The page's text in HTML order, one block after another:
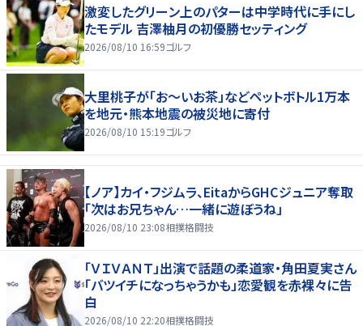
激変したグリーン上のパターは中学時代に手にし
たモデル 吉澤柚月の初優勝セッティング
2026/08/10 16:59ゴルフ
大里桃子が「お～いお茶」などペットボトル1万本
を地元・熊本地震の被災地に寄付
2026/08/10 15:19ゴルフ
【ノア】カイ・フジムラ、EitaからGHCジュニア奪取
「次はお兄ちゃん…一緒に遊ぼうね」
2026/08/10 23:08相撲格闘技
「ＶＩＶＡＮＴ」出演で話題の柔道家・角田夏実さん
「バツイチになっちゃうかも」恋愛観を赤裸々に告
白
2026/08/10 22:20相撲格闘技